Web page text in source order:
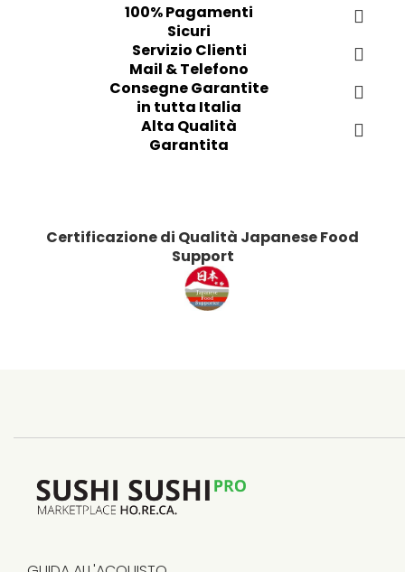
100% Pagamenti
Sicuri
Servizio Clienti
Mail & Telefono
Consegne Garantite
in tutta Italia
Alta Qualità
Garantita
Certificazione di Qualità Japanese Food
Support